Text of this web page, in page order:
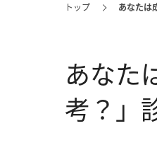
トップ あなた
あなた
考？」